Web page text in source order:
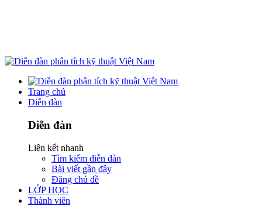
Trang chủ
Diễn đàn
Diễn đàn
Liên kết nhanh
Tìm kiếm diễn đàn
Bài viết gần đây
Đăng chủ đề
LỚP HỌC
Thành viên